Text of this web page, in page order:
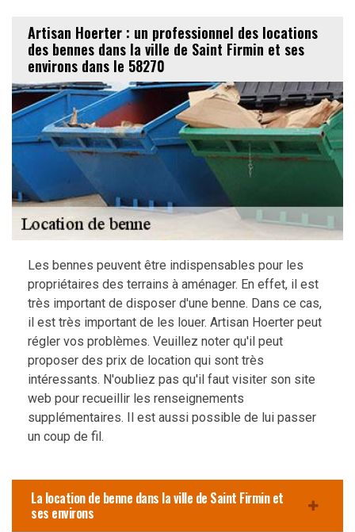
Artisan Hoerter : un professionnel des locations
des bennes dans la ville de Saint Firmin et ses
environs dans le 58270
Les bennes peuvent être indispensables pour les
propriétaires des terrains à aménager. En effet, il est
très important de disposer d'une benne. Dans ce cas,
il est très important de les louer. Artisan Hoerter peut
régler vos problèmes. Veuillez noter qu'il peut
proposer des prix de location qui sont très
intéressants. N'oubliez pas qu'il faut visiter son site
web pour recueillir les renseignements
supplémentaires. Il est aussi possible de lui passer
un coup de fil.
La location de benne dans la ville de Saint Firmin et
ses environs